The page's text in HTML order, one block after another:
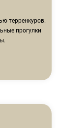
терренкуров.
прогулки